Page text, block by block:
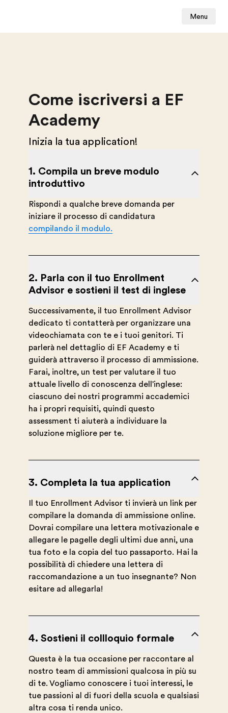
Menu
Come iscriversi a EF
Academy
Inizia la tua application!
1. Compila un breve modulo
introduttivo
Rispondi a qualche breve domanda per
iniziare il processo di candidatura
compilando il modulo.
2. Parla con il tuo Enrollment
Advisor e sostieni il test di inglese
Successivamente, il tuo Enrollment Advisor
dedicato ti contatterà per organizzare una
videochiamata con te e i tuoi genitori. Ti
parlerà nel dettaglio di EF Academy e ti
guiderà attraverso il processo di ammissione.
Farai, inoltre, un test per valutare il tuo
attuale livello di conoscenza dell'inglese:
ciascuno dei nostri programmi accademici
ha i propri requisiti, quindi questo
assessment ti aiuterà a individuare la
soluzione migliore per te.
3. Completa la tua application
Il tuo Enrollment Advisor ti invierà un link per
compilare la domanda di ammissione online.
Dovrai compilare una lettera motivazionale e
allegare le pagelle degli ultimi due anni, una
tua foto e la copia del tuo passaporto. Hai la
possibilità di chiedere una lettera di
raccomandazione a un tuo insegnante? Non
esitare ad allegarla!
4. Sostieni il collloquio formale
Questa è la tua occasione per raccontare al
nostro team di ammissioni qualcosa in più su
di te. Vogliamo conoscere i tuoi interessi, le
tue passioni al di fuori della scuola e qualsiasi
altra cosa ti renda unico.